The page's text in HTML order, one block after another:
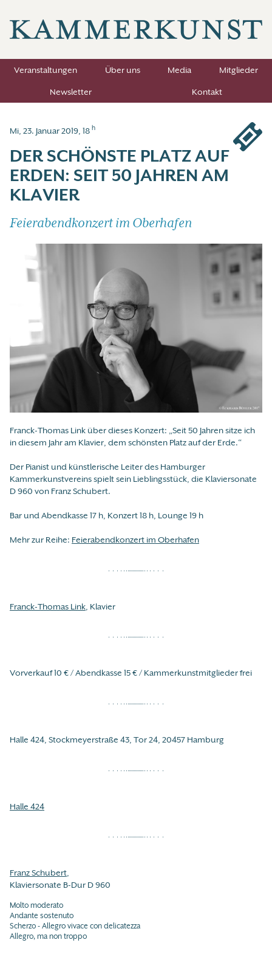
Veranstaltungen Über uns Media
Mitglieder
Newsletter
Kontakt
Mi, 23. Januar 2019, 18 h
DER SCHÖNSTE PLATZ AUF
ERDEN: SEIT 50 JAHREN AM
KLAVIER
Feierabendkonzert im Oberhafen
Franck-Thomas Link über dieses Konzert: „Seit 50 Jahren sitze ich
in diesem Jahr am Klavier, dem schönsten Platz auf der Erde.“
Der Pianist und künstlerische Leiter des Hamburger
Kammerkunstvereins spielt sein Lieblingsstück, die Klaviersonate
D 960 von Franz Schubert.
Bar und Abendkasse 17 h, Konzert 18 h, Lounge 19 h
Mehr zur Reihe: Feierabendkonzert im Oberhafen
Franck-Thomas Link, Klavier
Vorverkauf 10 € / Abendkasse 15 € / Kammerkunstmitglieder frei
Halle 424, Stockmeyerstraße 43, Tor 24, 20457 Hamburg
Halle 424
Franz Schubert,
Klaviersonate B-Dur D 960
Molto moderato
Andante sostenuto
Scherzo - Allegro vivace con delicatezza
Allegro, ma non troppo